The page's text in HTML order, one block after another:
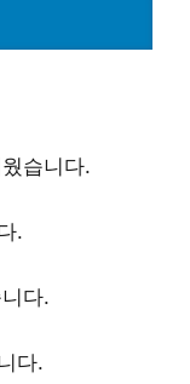
습니다.
.
다.
다.